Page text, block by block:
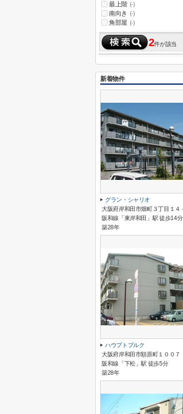
最上階 (-)
南向き (-)
角部屋 (-)
2件が該当
新着物件
グラン・シャリオ
大阪府岸和田市畑町３丁目１４
阪和線「東岸和田」駅 徒歩14分
築28年
ハウプトブルク
大阪府岸和田市額原町１００７
阪和線「下松」駅 徒歩5分
築28年